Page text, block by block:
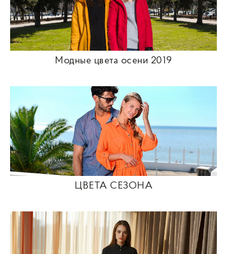
Модные цвета осени 2019
ЦВЕТА СЕЗОНА